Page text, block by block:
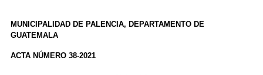
MUNICIPALIDAD DE PALENCIA, DEPARTAMENTO DE
GUATEMALA
ACTA NÚMERO 38-2021